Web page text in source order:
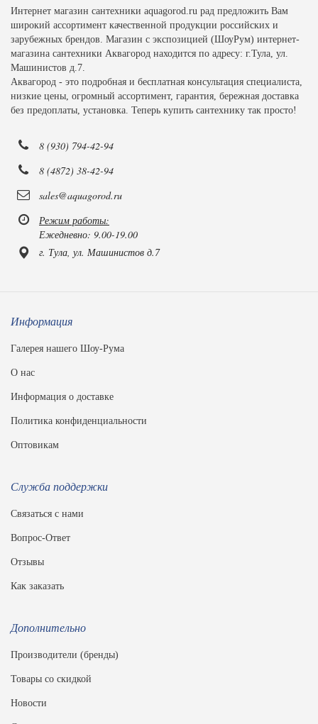
Интернет магазин сантехники aquagorod.ru рад предложить Вам
широкий ассортимент качественной продукции российских и
зарубежных брендов. Магазин с экспозицией (ШоуРум) интернет-
магазина сантехники Аквагород находится по адресу: г.Тула, ул.
Машинистов д.7.
Аквагород - это подробная и бесплатная консультация специалиста,
низкие цены, огромный ассортимент, гарантия, бережная доставка
без предоплаты, установка. Теперь купить сантехнику так просто!
8 (930) 794-42-94
8 (4872) 38-42-94
sales@aquagorod.ru
Режим работы:
Ежедневно: 9.00-19.00
г. Тула, ул. Машинистов д.7
Информация
Галерея нашего Шоу-Рума
О нас
Информация о доставке
Политика конфиденциальности
Оптовикам
Служба поддержки
Связаться с нами
Вопрос-Ответ
Отзывы
Как заказать
Дополнительно
Производители (бренды)
Товары со скидкой
Новости